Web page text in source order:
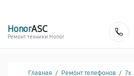
HonorASC
Ремонт техники Honor
Главная / Ремонт телефонов / 7x